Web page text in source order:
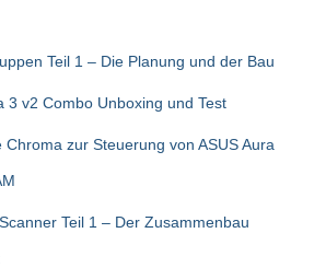
Teil 1 – Die Planung und der Bau
3 v2 Combo Unboxing und Test
Chroma zur Steuerung von ASUS Aura
Teil 1 – Der Zusammenbau